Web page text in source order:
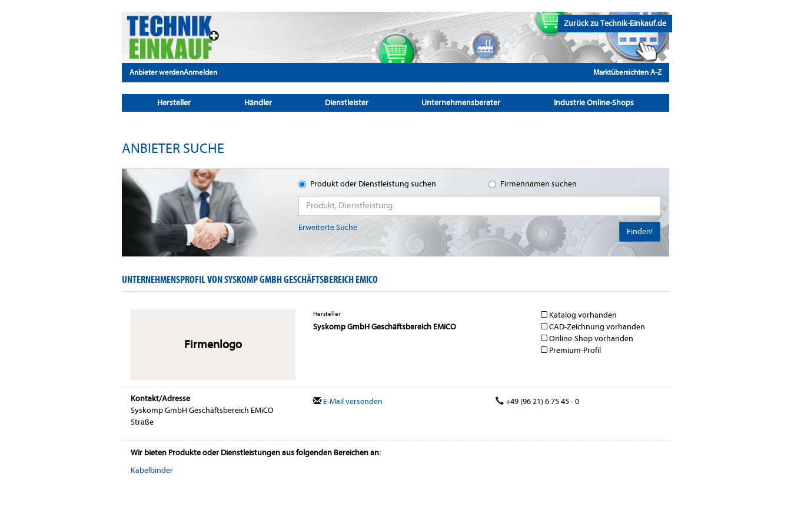
Zurück zu Technik-Einkauf.de
Anbieter werdenAnmelden Marktübersichten A-Z
Hersteller Händler Dienstleister Unternehmensberater Industrie Online-Shops
ANBIETER SUCHE
Produkt oder Dienstleistung suchen Firmennamen suchen
Erweiterte Suche Finden!
UNTERNEHMENSPROFIL VON SYSKOMP GMBH GESCHÄFTSBEREICH EMICO
Firmenlogo
Hersteller
Syskomp GmbH Geschäftsbereich EMiCO
Katalog vorhanden
CAD-Zeichnung vorhanden
Online-Shop vorhanden
Premium-Profil
Kontakt/Adresse
Syskomp GmbH Geschäftsbereich EMiCO
Straße
E-Mail versenden +49 (96 21) 6 75 45 - 0
Wir bieten Produkte oder Dienstleistungen aus folgenden Bereichen an:
Kabelbinder